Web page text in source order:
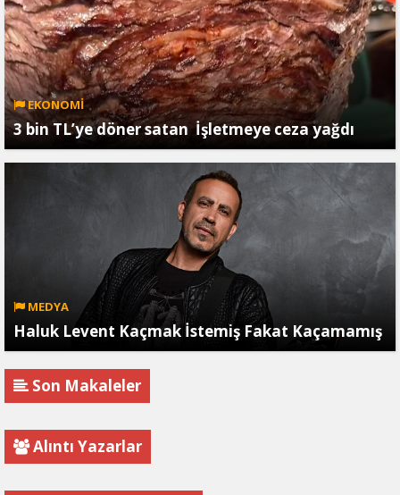
EKONOMİ
3 bin TL’ye döner satan İşletmeye ceza yağdı
MEDYA
Haluk Levent Kaçmak İstemiş Fakat Kaçamamış
Son Makaleler
Alıntı Yazarlar